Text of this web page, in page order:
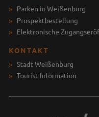
Parken in Weißenburg
Prospektbestellung
Elektronische
KONTAKT
Stadt Weißenburg
Tourist-Information